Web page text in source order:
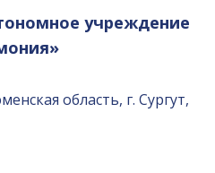
учреждение
область, г. Сургут,